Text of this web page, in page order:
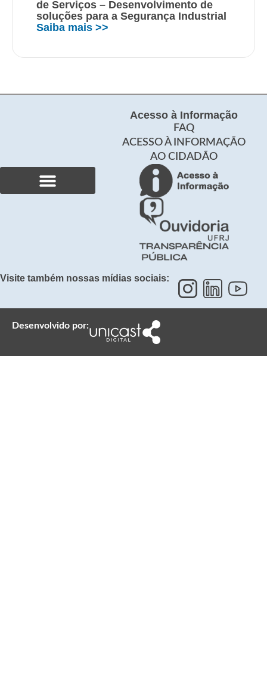
de Serviços – Desenvolvimento de
soluções para a Segurança Industrial
Saiba mais >>
Acesso à Informação
FAQ
ACESSO À INFORMAÇÃO
AO CIDADÃO
Visite também nossas mídias sociais:
Desenvolvido por: